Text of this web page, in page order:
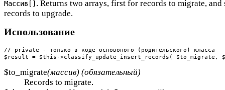
Массив[] . Returns two arrays, first for records to migrate, and
records to upgrade.
Использование
// private - только в коде основоного (родительского) класса
$result = $this->classify_update_insert_records( $to_migrate,
$to_migrate(массив) (обязательный)
Records to migrate.